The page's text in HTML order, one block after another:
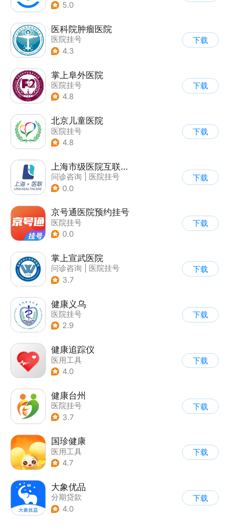
5.0
医科院肿瘤医院
医院挂号
4.3
下载
掌上阜外医院
医院挂号
4.8
下载
北京儿童医院
医院挂号
4.8
下载
上海市级医院互联网总平台
问诊咨询
医院挂号
| 运动社区
0.0
下载
京号通医院预约挂号
医院挂号
0.0
下载
掌上宣武医院
问诊咨询
医院挂号
3.7
下载
健康义乌
医院挂号
2.9
下载
健康追踪仪
医用工具
4.0
下载
健康台州
医院挂号
3.7
下载
国珍健康
医用工具
4.7
下载
大象优品
分期贷款
4.0
下载